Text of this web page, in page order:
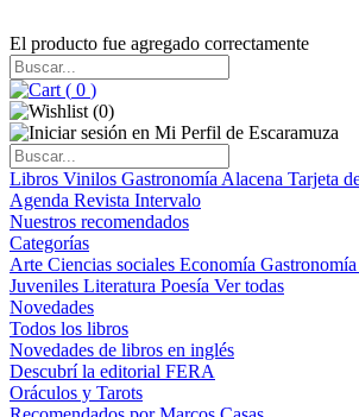
El producto fue agregado correctamente
( 0 )
(0)
Libros Vinilos Gastronomía Alacena Tarjeta
Agenda Revista Intervalo
Nuestros recomendados
Categorías
Arte Ciencias sociales Economía Gastronomía
Juveniles Literatura Poesía Ver todas
Novedades
Todos los libros
Novedades de libros en inglés
Descubrí la editorial FERA
Oráculos y Tarots